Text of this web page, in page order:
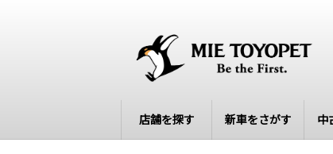
店舗を探す 新車をさがす 中